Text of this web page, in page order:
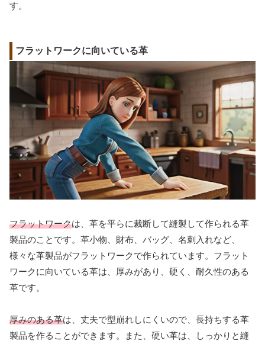
す。
フラットワークに向いている革
フラットワークは、革を平らに裁断して縫製して作られる革
製品のことです。革小物、財布、バッグ、名刺入れなど、
様々な革製品がフラットワークで作られています。フラット
ワークに向いている革は、厚みがあり、硬く、耐久性のある
革です。
厚みのある革は、丈夫で型崩れしにくいので、長持ちする革
製品を作ることができます。また、硬い革は、しっかりと縫